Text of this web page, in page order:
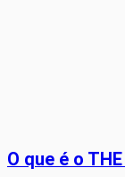
O que é o